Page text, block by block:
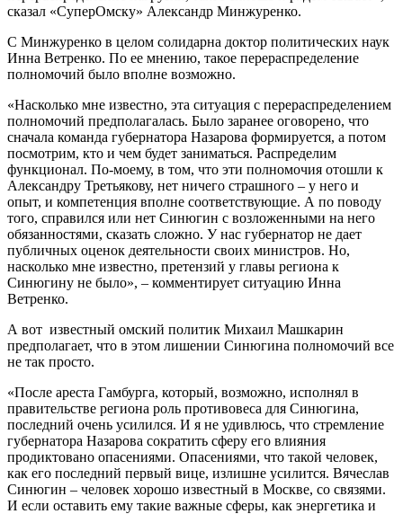
сказал «СуперОмску» Александр Минжуренко.
С Минжуренко в целом солидарна доктор политических наук
Инна Ветренко. По ее мнению, такое перераспределение
полномочий было вполне возможно.
«Насколько мне известно, эта ситуация с перераспределением
полномочий предполагалась. Было заранее оговорено, что
сначала команда губернатора Назарова формируется, а потом
посмотрим, кто и чем будет заниматься. Распределим
функционал. По-моему, в том, что эти полномочия отошли к
Александру Третьякову, нет ничего страшного – у него и
опыт, и компетенция вполне соответствующие. А по поводу
того, справился или нет Синюгин с возложенными на него
обязанностями, сказать сложно. У нас губернатор не дает
публичных оценок деятельности своих министров. Но,
насколько мне известно, претензий у главы региона к
Синюгину не было», – комментирует ситуацию Инна
Ветренко.
А вот известный омский политик Михаил Машкарин
предполагает, что в этом лишении Синюгина полномочий все
не так просто.
«После ареста Гамбурга, который, возможно, исполнял в
правительстве региона роль противовеса для Синюгина,
последний очень усилился. И я не удивлюсь, что стремление
губернатора Назарова сократить сферу его влияния
продиктовано опасениями. Опасениями, что такой человек,
как его последний первый вице, излишне усилится. Вячеслав
Синюгин – человек хорошо известный в Москве, со связями.
И если оставить ему такие важные сферы, как энергетика и